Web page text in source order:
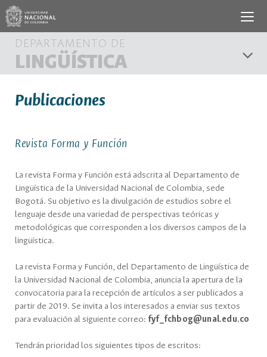
DEPARTAMENTO DE
LINGÜÍSTICA
Publicaciones
Revista Forma y Función
La revista Forma y Función está adscrita al Departamento de
Lingüística de la Universidad Nacional de Colombia, sede
Bogotá. Su objetivo es la divulgación de estudios sobre el
lenguaje desde una variedad de perspectivas teóricas y
metodológicas que corresponden a los diversos campos de la
lingüística.
La revista Forma y Función, del Departamento de Lingüística de
la Universidad Nacional de Colombia, anuncia la apertura de la
convocatoria para la recepción de artículos a ser publicados a
partir de 2019. Se invita a los interesados a enviar sus textos
para evaluación al siguiente correo: fyf_fchbog@unal.edu.co
Tendrán prioridad los siguientes tipos de escritos: